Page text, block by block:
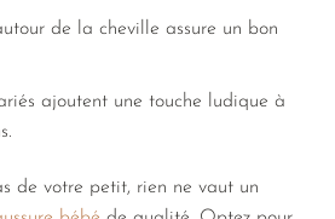
de la cheville assure un bon
ajoutent une touche ludique à
de votre petit, rien ne vaut un